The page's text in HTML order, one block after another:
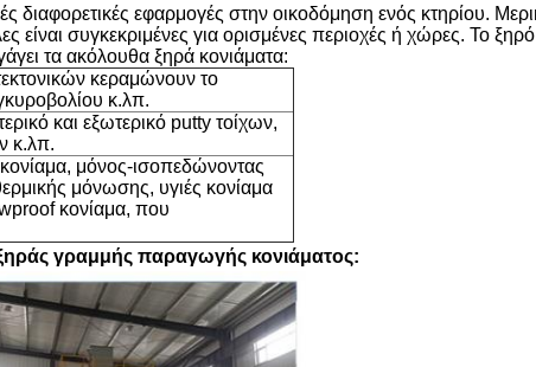
διαφορετικές εφαρμογές στην οικοδόμηση ενός κτηρίου.
είναι συγκεκριμένες για ορισμένες περιοχές ή χώρες. Το ξηρό
τα ακόλουθα ξηρά κονιάματα:
κεραμώνουν το
κ.λπ.
και εξωτερικό putty τοίχων,
κ.λπ.
μόνος-ισοπεδώνοντας
μόνωσης, υγιές κονίαμα
κονίαμα, που
γραμμής παραγωγής κονιάματος: